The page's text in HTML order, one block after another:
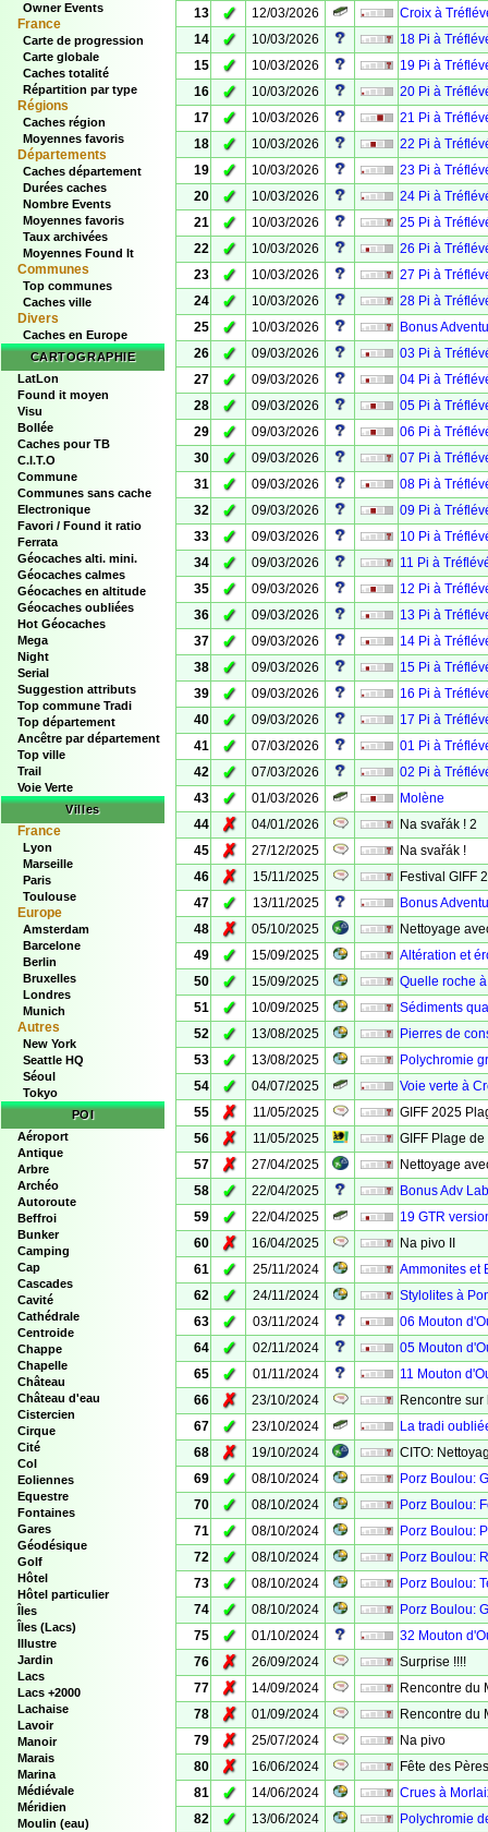
Owner Events
France
Carte de progression
Carte globale
Caches totalité
Répartition par type
Régions
Caches région
Moyennes favoris
Départements
Caches département
Durées caches
Nombre Events
Moyennes favoris
Taux archivées
Moyennes Found It
Communes
Top communes
Caches ville
Divers
Caches en Europe
CARTOGRAPHIE
LatLon
Found it moyen
Visu
Bollée
Caches pour TB
C.I.T.O
Commune
Communes sans cache
Electronique
Favori / Found it ratio
Ferrata
Géocaches alti. mini.
Géocaches calmes
Géocaches en altitude
Géocaches oubliées
Hot Géocaches
Mega
Night
Serial
Suggestion attributs
Top commune Tradi
Top département
Ancêtre par département
Top ville
Trail
Voie Verte
Villes
France
Lyon
Marseille
Paris
Toulouse
Europe
Amsterdam
Barcelone
Berlin
Bruxelles
Londres
Munich
Autres
New York
Seattle HQ
Séoul
Tokyo
POI
Aéroport
Antique
Arbre
Archéo
Autoroute
Beffroi
Bunker
Camping
Cap
Cascades
Cavité
Cathédrale
Centroide
Chappe
Chapelle
Château
Château d'eau
Cistercien
Cirque
Cité
Col
Eoliennes
Equestre
Fontaines
Gares
Géodésique
Golf
Hôtel
Hôtel particulier
Îles
Îles (Lacs)
Illustre
Jardin
Lacs
Lacs +2000
Lachaise
Lavoir
Manoir
Marais
Marina
Médiévale
Méridien
Moulin (eau)
13
✓ 12/03/2026
Croix à
14
✓ 10/03/2026
18 Pi à
15
✓ 10/03/2026
19 Pi à
16
✓ 10/03/2026
20 Pi à
17
✓ 10/03/2026
21 Pi à
18
✓ 10/03/2026
22 Pi à
19
✓ 10/03/2026
23 Pi à
20
✓ 10/03/2026
24 Pi à
21
✓ 10/03/2026
25 Pi à
22
✓ 10/03/2026
26 Pi à
23
✓ 10/03/2026
27 Pi à
24
✓ 10/03/2026
28 Pi à
25
✓ 10/03/2026
Bonus
26
✓ 09/03/2026
03 Pi à
27
✓ 09/03/2026
04 Pi à
28
✓ 09/03/2026
05 Pi à
29
✓ 09/03/2026
06 Pi à
30
✓ 09/03/2026
07 Pi à
31
✓ 09/03/2026
08 Pi à
32
✓ 09/03/2026
09 Pi à
33
✓ 09/03/2026
10 Pi à
34
✓ 09/03/2026
11 Pi à
35
✓ 09/03/2026
12 Pi à
36
✓ 09/03/2026
13 Pi à
37
✓ 09/03/2026
14 Pi à
38
✓ 09/03/2026
15 Pi à
39
✓ 09/03/2026
16 Pi à
40
✓ 09/03/2026
17 Pi à
41
✓ 07/03/2026
01 Pi à
42
✓ 07/03/2026
02 Pi à
43
✓ 01/03/2026
Molène
44
✗ 04/01/2026
Na svařák ! 2
45
✗ 27/12/2025
Na svařák !
46
✗ 15/11/2025
Festival GIFF
47
✓ 13/11/2025
Bonus
48
✗ 05/10/2025
Nettoyage
49
✓ 15/09/2025
Altération et
50
✓ 15/09/2025
Quelle roche
51
✓ 10/09/2025
Sédiments
52
✓ 13/08/2025
Pierres de
53
✓ 13/08/2025
Polychromie
54
✓ 04/07/2025
Voie verte à
55
✗ 11/05/2025
GIFF 2025
56
✗ 11/05/2025
GIFF Plage
57
✗ 27/04/2025
Nettoyage
58
✓ 22/04/2025
Bonus Adv
59
✓ 22/04/2025
19 GTR
60
✗ 16/04/2025
Na pivo II
61
✓ 25/11/2024
Ammonites et
62
✓ 24/11/2024
Stylolites à
63
✓ 03/11/2024
06 Mouton
64
✓ 02/11/2024
05 Mouton
65
✓ 01/11/2024
11 Mouton
66
✗ 23/10/2024
Rencontre
67
✓ 23/10/2024
La tradi
68
✗ 19/10/2024
CITO:
69
✓ 08/10/2024
Porz Boulou:
70
✓ 08/10/2024
Porz Boulou:
71
✓ 08/10/2024
Porz Boulou:
72
✓ 08/10/2024
Porz Boulou:
73
✓ 08/10/2024
Porz Boulou:
74
✓ 08/10/2024
Porz Boulou:
75
✓ 01/10/2024
32 Mouton
76
✗ 26/09/2024
Surprise !!!!
77
✗ 14/09/2024
Rencontre du
78
✗ 01/09/2024
Rencontre du
79
✗ 25/07/2024
Na pivo
80
✗ 16/06/2024
Fête des
81
✓ 14/06/2024
Crues à
82
✓ 13/06/2024
Polychromie